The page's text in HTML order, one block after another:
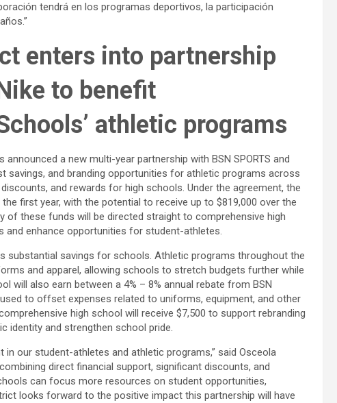
tendrá en los programas deportivos, la participación
enters into partnership
to benefit
athletic programs
a new multi-year partnership with BSN SPORTS and
savings, and branding opportunities for athletic programs across
and rewards for high schools. Under the agreement, the
first year, with the potential to receive up to $819,000 over the
these funds will be directed straight to comprehensive high
enhance opportunities for student-athletes.
substantial savings for schools. Athletic programs throughout the
and apparel, allowing schools to stretch budgets further while
will also earn between a 4% – 8% annual rebate from BSN
to offset expenses related to uniforms, equipment, and other
high school will receive $7,500 to support rebranding
identity and strengthen school pride.
our student-athletes and athletic programs,” said Osceola
direct financial support, significant discounts, and
can focus more resources on student opportunities,
looks forward to the positive impact this partnership will have